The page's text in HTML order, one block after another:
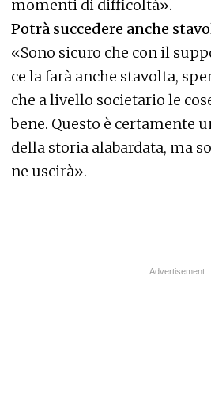
momenti di difficoltà».
Potrà succedere anche
«Sono sicuro che con il
ce la farà anche stavolta,
che a livello societario le
bene. Questo è certamente
della storia alabardata, ma
ne uscirà».